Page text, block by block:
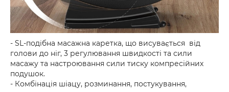
- SL-подібна масажна каретка, що висувається від
голови до ніг, 3 регулювання швидкості та сили
масажу та настроювання сили тиску компресійних
подушок.
- Комбінація шіацу, розминання, постукування,